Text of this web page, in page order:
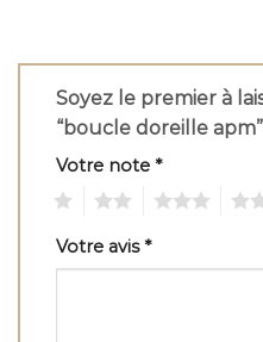
Soyez le premier à
“boucle doreille apm”
Votre note *
Votre avis*